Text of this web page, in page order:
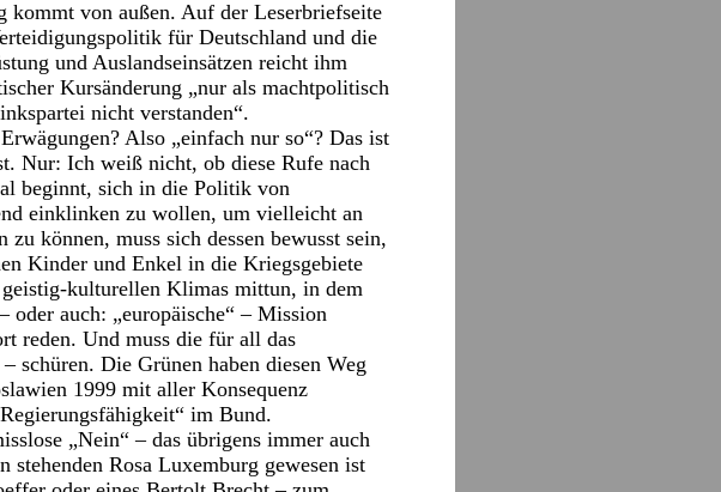
kommt von außen. Auf der Leserbriefseite
für Deutschland und die
und Auslandseinsätzen reicht ihm
Kursänderung „nur als machtpolitisch
nicht verstanden“.
Also „einfach nur so“? Das ist
Nur: Ich weiß nicht, ob diese Rufe nach
beginnt, sich in die Politik von
einklinken zu wollen, um vielleicht an
können, muss sich dessen bewusst sein,
Kinder und Enkel in die Kriegsgebiete
geistig-kulturellen Klimas mittun, in dem
oder auch: „europäische“ – Mission
reden. Und muss die für all das
schüren. Die Grünen haben diesen Weg
1999 mit aller Konsequenz
im Bund.
„Nein“ – das übrigens immer auch
Rosa Luxemburg gewesen ist